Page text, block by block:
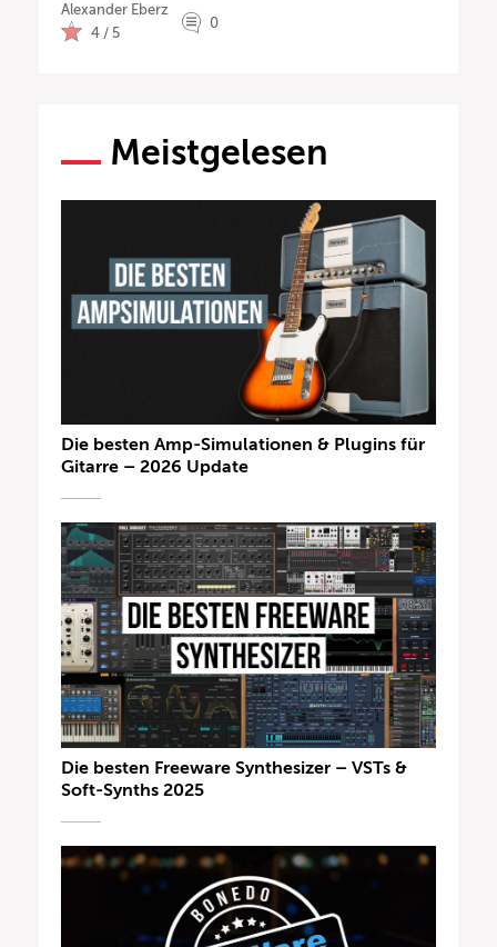
Alexander Eberz
4 / 5
0
Meistgelesen
Die besten Amp-Simulationen & Plugins für
Gitarre – 2026 Update
Die besten Freeware Synthesizer – VSTs &
Soft-Synths 2025